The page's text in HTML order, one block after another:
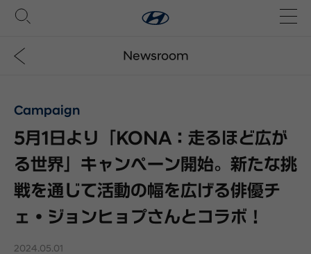
Newsroom
Campaign
5月1日より「KONA：走るほど広が
る世界」キャンペーン開始。新たな挑
戦を通じて活動の幅を広げる俳優チ
ェ・ジョンヒョプさんとコラボ！
2024.05.01